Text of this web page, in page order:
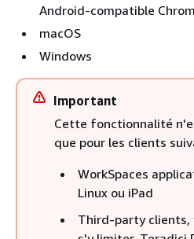
Android-compatible
macOS
Windows
Important
Cette fonctionnalité
que pour les clients
WorkSpaces
Linux ou iPad
Third-party clients,